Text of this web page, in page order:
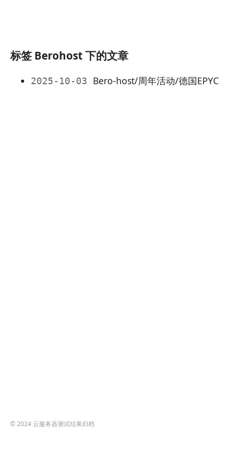
标签 Berohost 下的文章
2025-10-03 Bero-host/周年活动/德国EPYC
© 2024 云服务器测试结果归档